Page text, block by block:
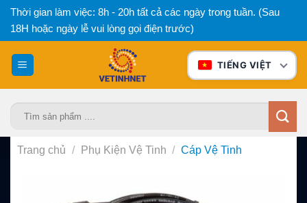
Bỏ
qua
nội
dung
Thời gian làm việc: 8h - 20h tất cả các ngày trong tuần. (Sau
18H hoặc ngày lễ vui lòng gọi điện trước)
TIẾNG VIỆT
Trang chủ / Phụ Kiện Vệ Tinh / Cáp Vệ Tinh